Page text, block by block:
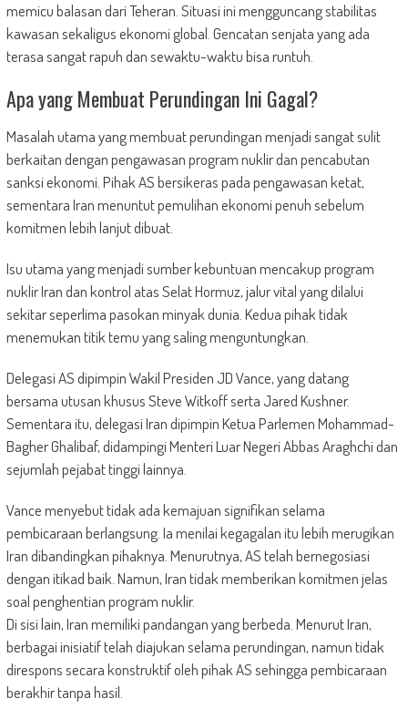
memicu balasan dari Teheran. Situasi ini mengguncang stabilitas
kawasan sekaligus ekonomi global. Gencatan senjata yang ada
terasa sangat rapuh dan sewaktu-waktu bisa runtuh.
Apa yang Membuat Perundingan Ini Gagal?
Masalah utama yang membuat perundingan menjadi sangat sulit
berkaitan dengan pengawasan program nuklir dan pencabutan
sanksi ekonomi. Pihak AS bersikeras pada pengawasan ketat,
sementara Iran menuntut pemulihan ekonomi penuh sebelum
komitmen lebih lanjut dibuat.
Isu utama yang menjadi sumber kebuntuan mencakup program
nuklir Iran dan kontrol atas Selat Hormuz, jalur vital yang dilalui
sekitar seperlima pasokan minyak dunia. Kedua pihak tidak
menemukan titik temu yang saling menguntungkan.
Delegasi AS dipimpin Wakil Presiden JD Vance, yang datang
bersama utusan khusus Steve Witkoff serta Jared Kushner.
Sementara itu, delegasi Iran dipimpin Ketua Parlemen Mohammad-
Bagher Ghalibaf, didampingi Menteri Luar Negeri Abbas Araghchi dan
sejumlah pejabat tinggi lainnya.
Vance menyebut tidak ada kemajuan signifikan selama
pembicaraan berlangsung. Ia menilai kegagalan itu lebih merugikan
Iran dibandingkan pihaknya. Menurutnya, AS telah bernegosiasi
dengan itikad baik. Namun, Iran tidak memberikan komitmen jelas
soal penghentian program nuklir.
Di sisi lain, Iran memiliki pandangan yang berbeda. Menurut Iran,
berbagai inisiatif telah diajukan selama perundingan, namun tidak
direspons secara konstruktif oleh pihak AS sehingga pembicaraan
berakhir tanpa hasil.